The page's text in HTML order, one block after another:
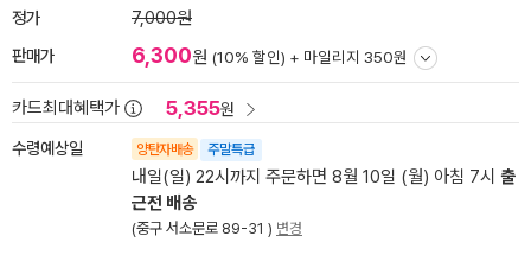
정가 7,000원
판매가 6,300원 (10% 할인) + 마일리지 350원
카드최대혜택가 5,355원
수령예상일 양탄자배송 주말특급
내일(일) 22시까지 주문하면 8월 10일 (월) 아침 7시 출
근전 배송
(중구 서소문로 89-31 ) 변경